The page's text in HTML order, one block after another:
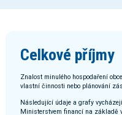
Celkové příjmy
Znalost minulého hospodaření
vlastní činnosti nebo plánování
Následující údaje a grafy
Ministerstvem financí na základě